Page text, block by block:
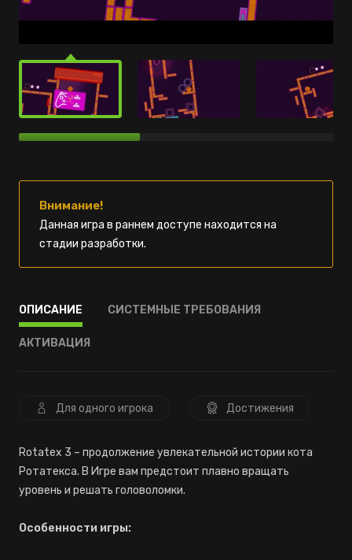
Внимание!
Данная игра в раннем доступе находится на
стадии разработки.
ОПИСАНИЕ СИСТЕМНЫЕ ТРЕБОВАНИЯ
АКТИВАЦИЯ
Для одного игрока Достижения
Rotatex 3 – продолжение увлекательной истории кота
Ротатекса. В Игре вам предстоит плавно вращать
уровень и решать головоломки.
Особенности игры: